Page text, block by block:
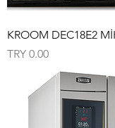
KROOM DEC18E2
Price
TRY 0.00